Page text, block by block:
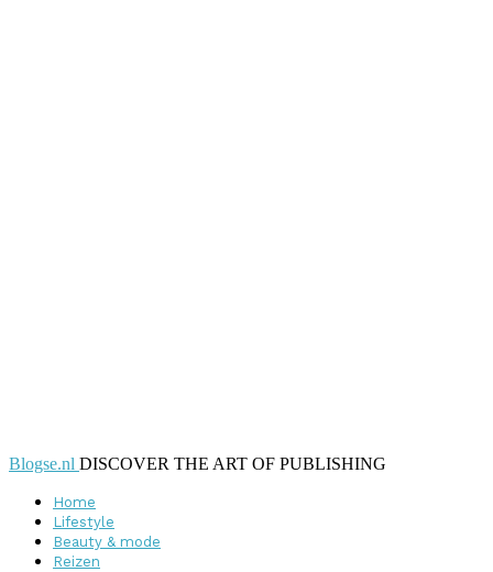
Blogse.nl DISCOVER THE ART OF PUBLISHING
Home
Lifestyle
Beauty & mode
Reizen